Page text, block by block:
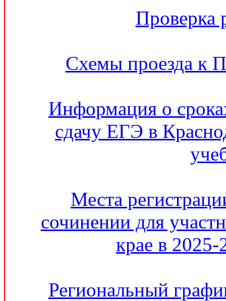
Проверка
Схемы проезда к
Информация о
сдачу ЕГЭ в
Места
сочинении для
крае в
Региональный